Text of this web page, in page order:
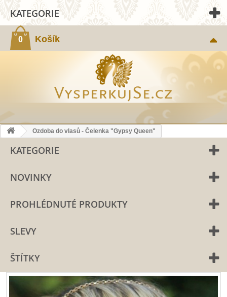
0 Košík
KATEGORIE
Ozdoba do vlasů - Čelenka "Gypsy Queen"
KATEGORIE
NOVINKY
PROHLÉDNUTÉ PRODUKTY
SLEVY
ŠTÍTKY